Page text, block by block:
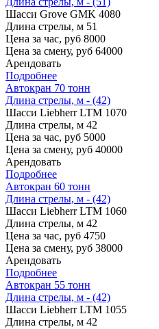
Шасси Grove GMK 4080
Длина стрелы, м 51
Цена за час, руб 8000
Цена за смену, руб 64000
Арендовать
Подробнее
Автокран 70 тонн
Длина стрелы, м - (42)
Шасси Liebherr LTM 1070
Длина стрелы, м 42
Цена за час, руб 5000
Цена за смену, руб 40000
Арендовать
Подробнее
Автокран 60 тонн
Длина стрелы, м - (42)
Шасси Liebherr LTM 1060
Длина стрелы, м 42
Цена за час, руб 4750
Цена за смену, руб 38000
Арендовать
Подробнее
Автокран 55 тонн
Длина стрелы, м - (42)
Шасси Liebherr LTM 1055
Длина стрелы, м 42